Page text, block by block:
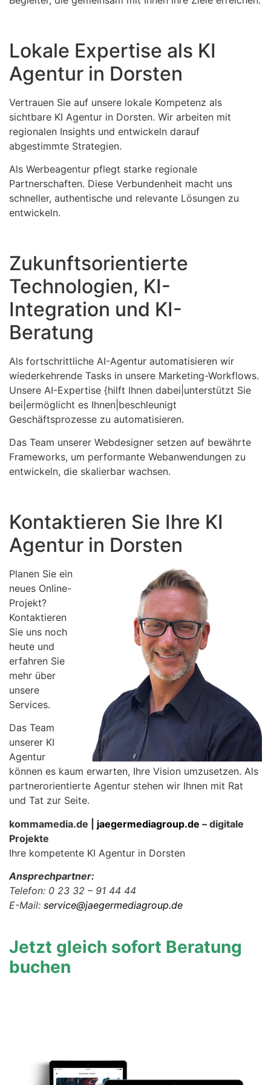
Lokale Expertise als KI
Agentur in Dorsten
Vertrauen Sie auf unsere lokale Kompetenz als
sichtbare KI Agentur in Dorsten. Wir arbeiten mit
regionalen Insights und entwickeln darauf
abgestimmte Strategien.
Als Werbeagentur pflegt starke regionale
Partnerschaften. Diese Verbundenheit macht uns
schneller, authentische und relevante Lösungen zu
entwickeln.
Zukunftsorientierte
Technologien, KI-
Integration und KI-
Beratung
Als fortschrittliche AI-Agentur automatisieren wir
wiederkehrende Tasks in unsere Marketing-Workflows.
Unsere AI-Expertise {hilft Ihnen dabei|unterstützt Sie
bei|ermöglicht es Ihnen|beschleunigt
Geschäftsprozesse zu automatisieren.
Das Team unserer Webdesigner setzen auf bewährte
Frameworks, um performante Webanwendungen zu
entwickeln, die skalierbar wachsen.
Kontaktieren Sie Ihre KI
Agentur in Dorsten
Planen Sie ein
neues Online-
Projekt?
Kontaktieren
Sie uns noch
heute und
erfahren Sie
mehr über
unsere
Services.
Das Team
unserer KI
Agentur
können es kaum erwarten, Ihre Vision umzusetzen. Als
partnerorientierte Agentur stehen wir Ihnen mit Rat
und Tat zur Seite.
kommamedia.de | jaegermediagroup.de – digitale
Projekte
Ihre kompetente KI Agentur in Dorsten
Ansprechpartner:
Telefon: 0 23 32 – 91 44 44
E-Mail: service@jaegermediagroup.de
Jetzt gleich sofort Beratung
buchen